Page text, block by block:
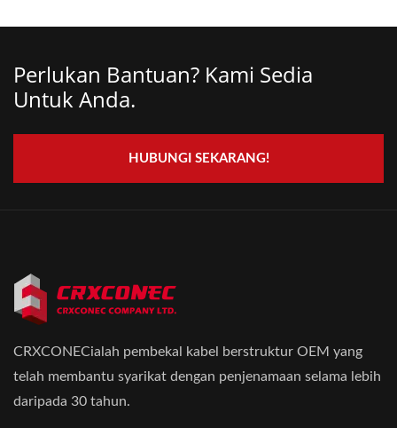
Perlukan Bantuan? Kami Sedia
Untuk Anda.
HUBUNGI SEKARANG!
CRXCONECialah pembekal kabel berstruktur OEM yang
telah membantu syarikat dengan penjenamaan selama lebih
daripada 30 tahun.